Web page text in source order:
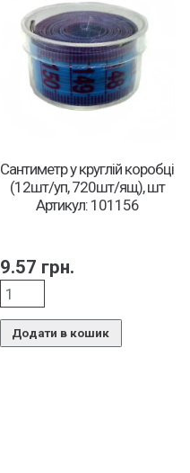
Сантиметр у круглій коробці
(12шт/уп, 720шт/ящ), шт
Артикул: 101156
9.57 грн.
Додати в кошик